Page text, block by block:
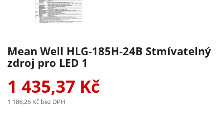
Mean Well HLG-185H-24B Stmívatelný
zdroj pro LED 1
1 435,37 Kč
1 186,26 Kč bez DPH